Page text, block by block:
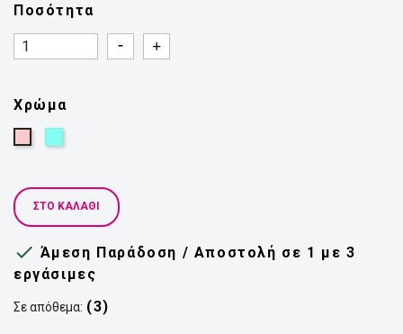
Ποσότητα
Quantity
Quantity
Χρώμα
ΣΤΟ ΚΑΛΆΘΙ
 Άμεση Παράδοση / Αποστολή σε 1 με 3
εργάσιμες
Σε απόθεμα: (3)